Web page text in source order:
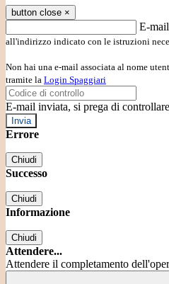
button close ×
E-mail
all'indirizzo indicato con le istruzioni
Non hai una e-mail associata al nome
tramite la Login Spaggiari
E-mail inviata, si prega di
Errore
Chiudi
Successo
Chiudi
Informazione
Chiudi
Attendere...
Attendere il completamento